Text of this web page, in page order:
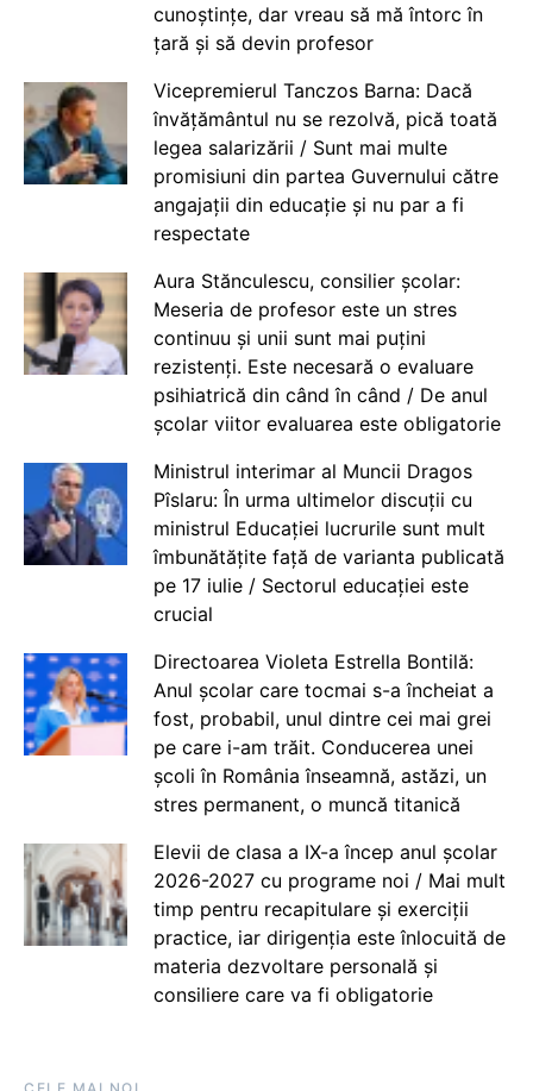
cunoștințe, dar vreau să mă întorc în
țară și să devin profesor
Vicepremierul Tanczos Barna: Dacă
învățământul nu se rezolvă, pică toată
legea salarizării / Sunt mai multe
promisiuni din partea Guvernului către
angajații din educație și nu par a fi
respectate
Aura Stănculescu, consilier școlar:
Meseria de profesor este un stres
continuu și unii sunt mai puțini
rezistenți. Este necesară o evaluare
psihiatrică din când în când / De anul
școlar viitor evaluarea este obligatorie
Ministrul interimar al Muncii Dragos
Pîslaru: În urma ultimelor discuții cu
ministrul Educației lucrurile sunt mult
îmbunătățite față de varianta publicată
pe 17 iulie / Sectorul educației este
crucial
Directoarea Violeta Estrella Bontilă:
Anul școlar care tocmai s-a încheiat a
fost, probabil, unul dintre cei mai grei
pe care i-am trăit. Conducerea unei
școli în România înseamnă, astăzi, un
stres permanent, o muncă titanică
Elevii de clasa a IX-a încep anul școlar
2026-2027 cu programe noi / Mai mult
timp pentru recapitulare și exerciții
practice, iar dirigenția este înlocuită de
materia dezvoltare personală și
consiliere care va fi obligatorie